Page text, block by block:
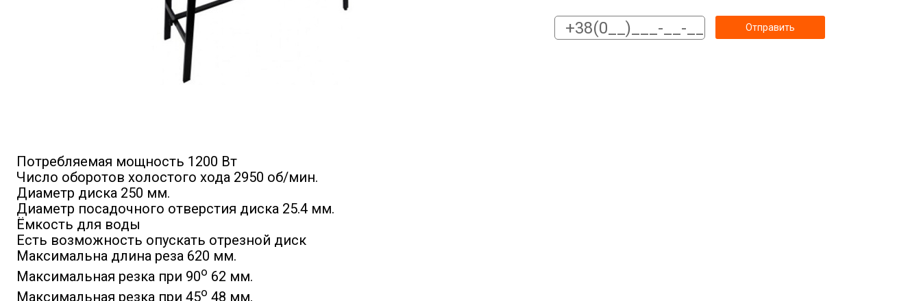
Потребляемая мощность 1200 Вт
Число оборотов холостого хода 2950 об/мин.
Диаметр диска 250 мм.
Диаметр посадочного отверстия диска 25.4 мм.
Ёмкость для воды
Есть возможность опускать отрезной диск
Максимальна длина реза 620 мм.
Максимальная резка при 90о 62 мм.
Максимальная резка при 45о 48 мм.